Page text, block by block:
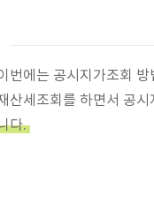
번에는 공시지가조회
산세조회를 하면서 공
다.